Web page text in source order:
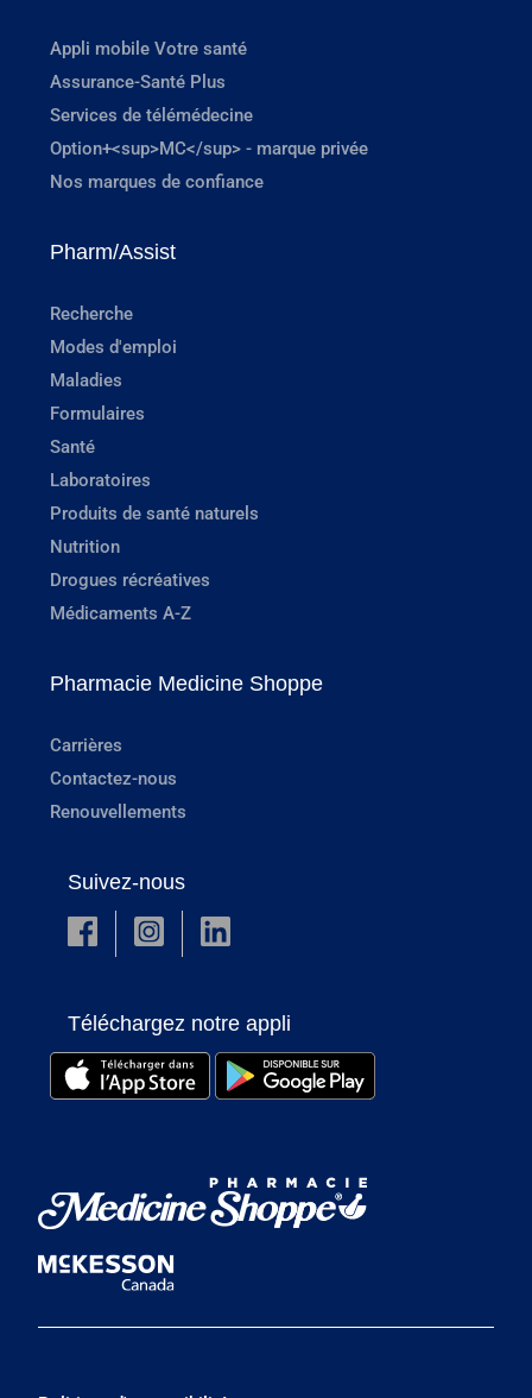
Appli mobile Votre santé
Assurance-Santé Plus
Services de télémédecine
Option+<sup>MC</sup> - marque privée
Nos marques de confiance
Pharm/Assist
Recherche
Modes d'emploi
Maladies
Formulaires
Santé
Laboratoires
Produits de santé naturels
Nutrition
Drogues récréatives
Médicaments A-Z
Pharmacie Medicine Shoppe
Carrières
Contactez-nous
Renouvellements
Suivez-nous
Téléchargez notre appli